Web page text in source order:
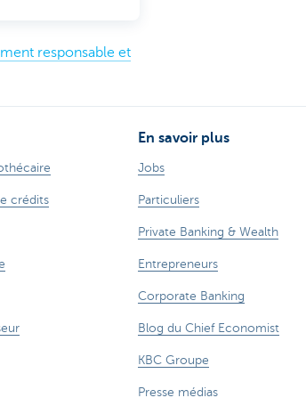
responsable et
crédits
En savoir plus
Jobs
Particuliers
Private Banking & Wealth
Entrepreneurs
Corporate Banking
Blog du Chief Economist
KBC Groupe
Presse médias